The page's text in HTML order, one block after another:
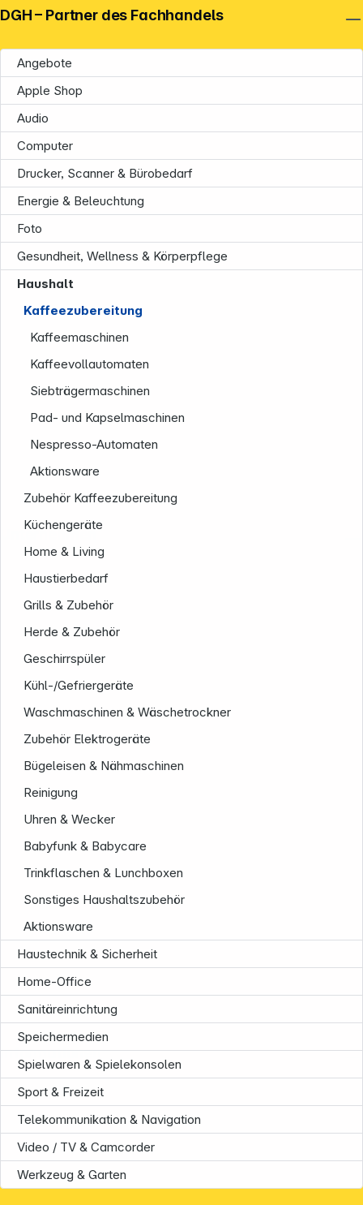
Angebote
Apple Shop
Audio
Computer
Drucker, Scanner & Bürobedarf
Energie & Beleuchtung
Foto
Gesundheit, Wellness & Körperpflege
Haushalt
Kaffeezubereitung
Kaffeemaschinen
Kaffeevollautomaten
Siebträgermaschinen
Pad- und Kapselmaschinen
Nespresso-Automaten
Aktionsware
Zubehör Kaffeezubereitung
Küchengeräte
Home & Living
Haustierbedarf
Grills & Zubehör
Herde & Zubehör
Geschirrspüler
Kühl-/Gefriergeräte
Waschmaschinen & Wäschetrockner
Zubehör Elektrogeräte
Bügeleisen & Nähmaschinen
Reinigung
Uhren & Wecker
Babyfunk & Babycare
Trinkflaschen & Lunchboxen
Sonstiges Haushaltszubehör
Aktionsware
Haustechnik & Sicherheit
Home-Office
Sanitäreinrichtung
Speichermedien
Spielwaren & Spielekonsolen
Sport & Freizeit
Telekommunikation & Navigation
Video / TV & Camcorder
Werkzeug & Garten
DGH – Partner des Fachhandels
Unternehmen
Informationen